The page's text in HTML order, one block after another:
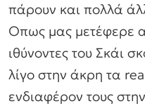
πάρουν και πολλά
Οπως μας μετέφερε
ιθύνοντες του Σκάι
λίγο στην άκρη τα
ενδιαφέρον τους